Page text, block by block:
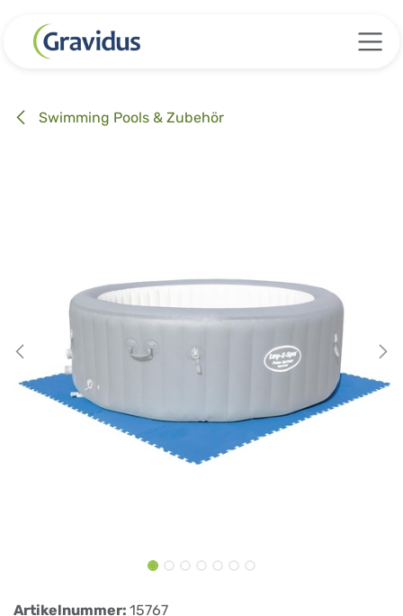
Swimming Pools & Zubehör
Artikelnummer: 15767